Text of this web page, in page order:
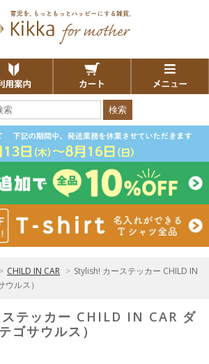
検索
> CHILD IN CAR > Stylish! カーステッカー CHILD IN
ウルス）
テッカー CHILD IN CAR ダ
ゴサウルス）